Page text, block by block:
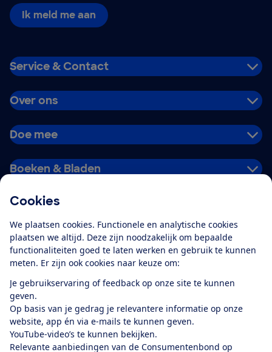
Cookies
We plaatsen cookies. Functionele en analytische cookies
plaatsen we altijd. Deze zijn noodzakelijk om bepaalde
functionaliteiten goed te laten werken en gebruik te kunnen
meten. Er zijn ook cookies naar keuze om:
Je gebruikservaring of feedback op onze site te kunnen
geven.
Op basis van je gedrag je relevantere informatie op onze
website, app én via e-mails te kunnen geven.
YouTube-video’s te kunnen bekijken.
Relevante aanbiedingen van de Consumentenbond op
Ik meld me aan
Service & Contact
Over ons
Doe mee
Boeken & Bladen
Alles over de
app
Algemene Voorwaarden
Privacyverklaring
Cookiebeleid
Privacyvoorkeuren